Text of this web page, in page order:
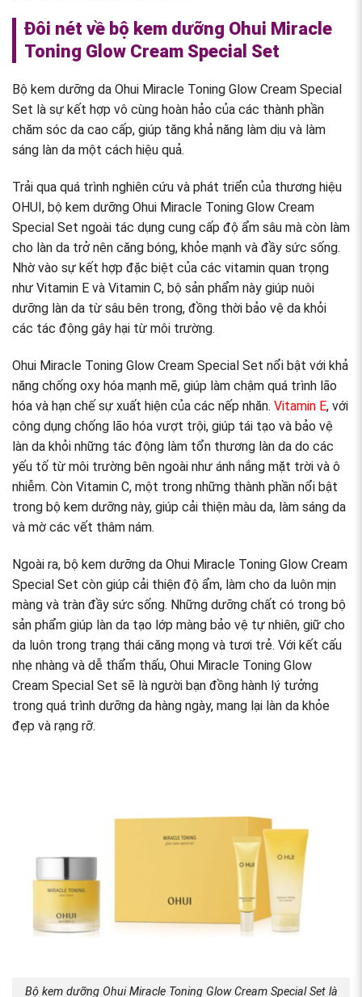
Đôi nét về bộ kem dưỡng Ohui Miracle
Toning Glow Cream Special Set
Bộ kem dưỡng da Ohui Miracle Toning Glow Cream Special
Set là sự kết hợp vô cùng hoàn hảo của các thành phần
chăm sóc da cao cấp, giúp tăng khả năng làm dịu và làm
sáng làn da một cách hiệu quả.
Trải qua quá trình nghiên cứu và phát triển của thương hiệu
OHUI, bộ kem dưỡng Ohui Miracle Toning Glow Cream
Special Set ngoài tác dụng cung cấp độ ẩm sâu mà còn làm
cho làn da trở nên căng bóng, khỏe mạnh và đầy sức sống.
Nhờ vào sự kết hợp đặc biệt của các vitamin quan trọng
như Vitamin E và Vitamin C, bộ sản phẩm này giúp nuôi
dưỡng làn da từ sâu bên trong, đồng thời bảo vệ da khỏi
các tác động gây hại từ môi trường.
Ohui Miracle Toning Glow Cream Special Set nổi bật với khả
năng chống oxy hóa mạnh mẽ, giúp làm chậm quá trình lão
hóa và hạn chế sự xuất hiện của các nếp nhăn. Vitamin E, với
công dụng chống lão hóa vượt trội, giúp tái tạo và bảo vệ
làn da khỏi những tác động làm tổn thương làn da do các
yếu tố từ môi trường bên ngoài như ánh nắng mặt trời và ô
nhiễm. Còn Vitamin C, một trong những thành phần nổi bật
trong bộ kem dưỡng này, giúp cải thiện màu da, làm sáng da
và mờ các vết thâm nám.
Ngoài ra, bộ kem dưỡng da Ohui Miracle Toning Glow Cream
Special Set còn giúp cải thiện độ ẩm, làm cho da luôn mịn
màng và tràn đầy sức sống. Những dưỡng chất có trong bộ
sản phẩm giúp làn da tạo lớp màng bảo vệ tự nhiên, giữ cho
da luôn trong trạng thái căng mọng và tươi trẻ. Với kết cấu
nhẹ nhàng và dễ thẩm thấu, Ohui Miracle Toning Glow
Cream Special Set sẽ là người bạn đồng hành lý tưởng
trong quá trình dưỡng da hàng ngày, mang lại làn da khỏe
đẹp và rạng rỡ.
Bộ kem dưỡng Ohui Miracle Toning Glow Cream Special Set là